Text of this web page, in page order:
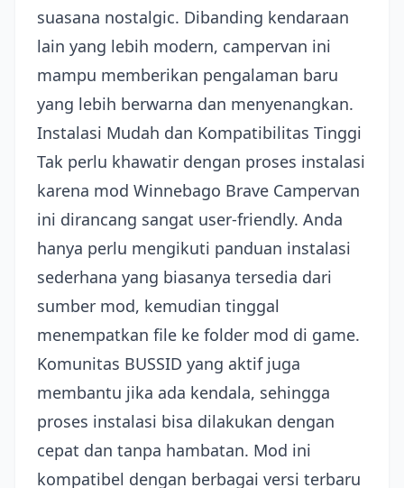
suasana nostalgic. Dibanding kendaraan
lain yang lebih modern, campervan ini
mampu memberikan pengalaman baru
yang lebih berwarna dan menyenangkan.
Instalasi Mudah dan Kompatibilitas Tinggi
Tak perlu khawatir dengan proses instalasi
karena mod Winnebago Brave Campervan
ini dirancang sangat user-friendly. Anda
hanya perlu mengikuti panduan instalasi
sederhana yang biasanya tersedia dari
sumber mod, kemudian tinggal
menempatkan file ke folder mod di game.
Komunitas BUSSID yang aktif juga
membantu jika ada kendala, sehingga
proses instalasi bisa dilakukan dengan
cepat dan tanpa hambatan. Mod ini
kompatibel dengan berbagai versi terbaru